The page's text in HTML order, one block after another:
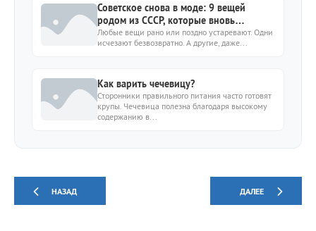
Советское снова в моде: 9 вещей
родом из СССР, которые вновь
актуальны
Любые вещи рано или поздно устаревают. Одни
исчезают безвозвратно. А другие, даже...
Как варить чечевицу?
Сторонники правильного питания часто готовят
крупы. Чечевица полезна благодаря высокому
содержанию в...
НАЗАД ДАЛЕЕ